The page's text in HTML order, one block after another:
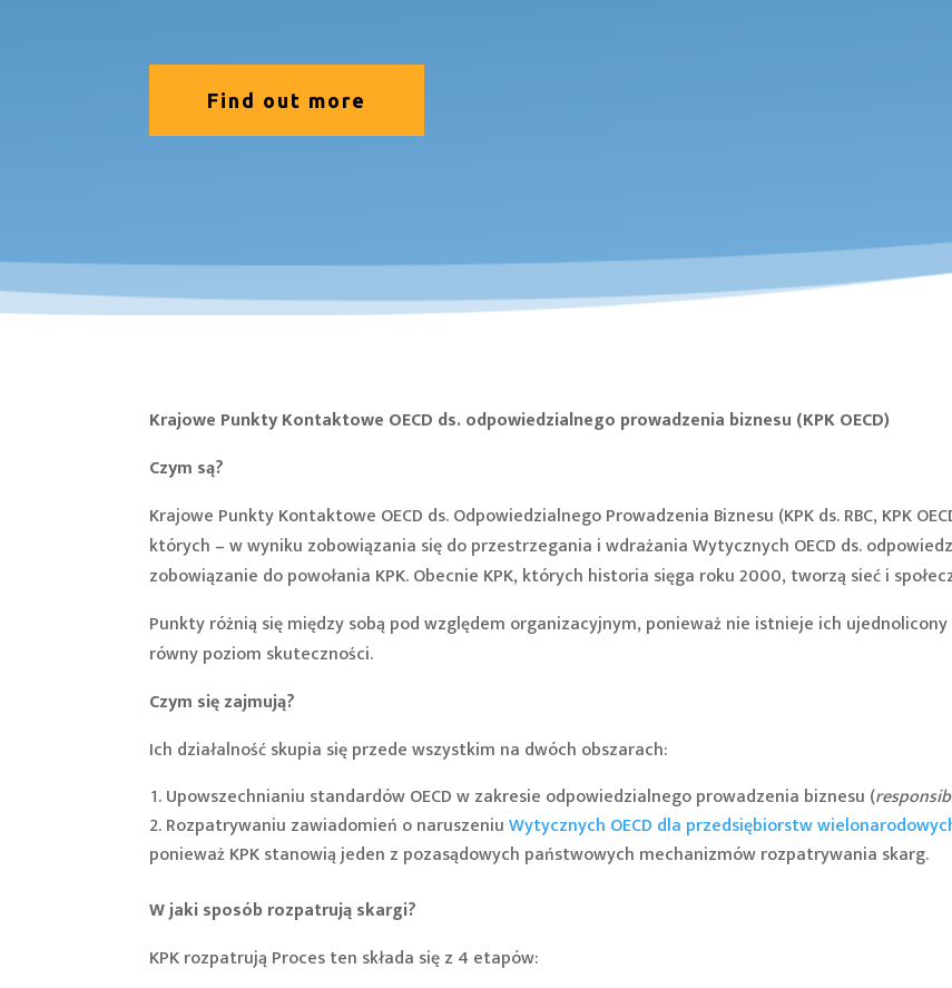
Find out more
Krajowe Punkty Kontaktowe OECD ds. odpowiedzialnego prowadzenia biznesu (KPK OECD)
Czym są?
Krajowe Punkty Kontaktowe OECD ds. Odpowiedzialnego Prowadzenia Biznesu (KPK ds. RBC, KPK
których – w wyniku zobowiązania się do przestrzegania i wdrażania Wytycznych OECD ds.
zobowiązanie do powołania KPK. Obecnie KPK, których historia sięga roku 2000, tworzą sieć i
Punkty różnią się między sobą pod względem organizacyjnym, ponieważ nie istnieje ich
równy poziom skuteczności.
Czym się zajmują?
Ich działalność skupia się przede wszystkim na dwóch obszarach:
Upowszechnianiu standardów OECD w zakresie odpowiedzialnego prowadzenia biznesu (
Rozpatrywaniu zawiadomień o naruszeniuWytycznych OECD dla przedsiębiorstw
ponieważ KPK stanowią jeden z pozasądowych państwowych mechanizmów rozpatrywania skarg.
W jaki sposób rozpatrują skargi?
KPK rozpatrują Proces ten składa się z 4 etapów: